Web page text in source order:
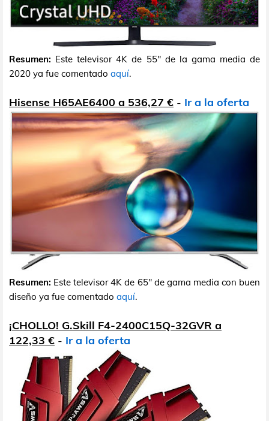
Resumen: Este televisor 4K de 55" de la gama media de
2020 ya fue comentado aquí.
Hisense H65AE6400 a 536,27 € - Ir a la oferta
Resumen: Este televisor 4K de 65" de gama media con buen
diseño ya fue comentado aquí.
¡CHOLLO! G.Skill F4-2400C15Q-32GVR a
122,33 € - Ir a la oferta